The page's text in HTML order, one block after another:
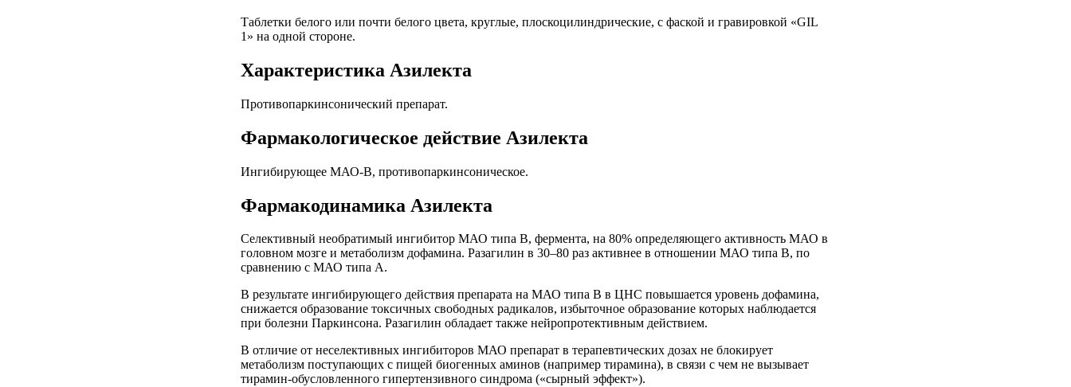
Таблетки белого или почти белого цвета, круглые, плоскоцилиндрические, с фаской и гравировкой «GIL
1» на одной стороне.
Характеристика Азилекта
Противопаркинсонический препарат.
Фармакологическое действие Азилекта
Ингибирующее МАО-В, противопаркинсоническое.
Фармакодинамика Азилекта
Селективный необратимый ингибитор МАО типа В, фермента, на 80% определяющего активность МАО в
головном мозге и метаболизм дофамина. Разагилин в 30–80 раз активнее в отношении МАО типа В, по
сравнению с МАО типа А.
В результате ингибирующего действия препарата на МАО типа В в ЦНС повышается уровень дофамина,
снижается образование токсичных свободных радикалов, избыточное образование которых наблюдается
при болезни Паркинсона. Разагилин обладает также нейропротективным действием.
В отличие от неселективных ингибиторов МАО препарат в терапевтических дозах не блокирует
метаболизм поступающих с пищей биогенных аминов (например тирамина), в связи с чем не вызывает
тирамин-обусловленного гипертензивного синдрома («сырный эффект»).